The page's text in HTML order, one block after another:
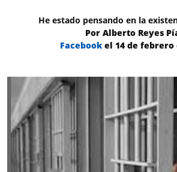
He estado pensando en la
Por Alberto Reyes
Facebook el 14 de febrero